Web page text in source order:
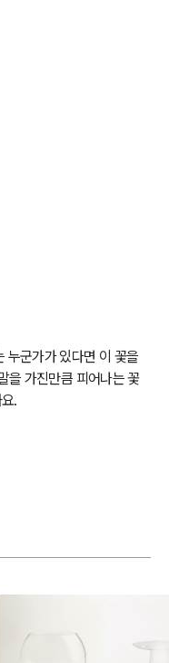
누군가가 있다면 이 꽃을
을 가진만큼 피어나는 꽃
.